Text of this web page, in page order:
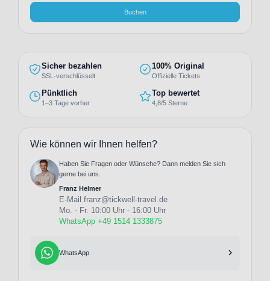
Buchen
Sicher bezahlen
SSL-verschlüsselt
100% Original
Offizielle Tickets
Pünktlich
1–3 Tage vorher
Top bewertet
4,8/5 Sterne
Wie können wir Ihnen helfen?
Haben Sie Fragen oder Wünsche? Dann melden Sie sich
gerne bei uns.
Franz Helmer
E-Mail franz@tickwell-travel.de
Mo. - Fr. 10:00 Uhr - 16:00 Uhr
WhatsApp +49 1514 1333875
WhatsApp